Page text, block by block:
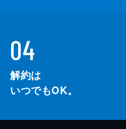
04
解約は
いつでもOK。